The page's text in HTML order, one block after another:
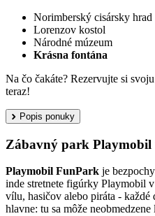
Norimberský cisársky hrad
Lorenzov kostol
Národné múzeum
Krásna fontána
Na čo čakáte? Rezervujte si
teraz!
Popis ponuky
Zábavný park
Playmobil FunPark je
inde stretnete figúrky Playmobil
vílu, hasičov alebo piráta -
hlavne: tu sa môže